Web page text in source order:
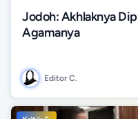
Jodoh: Akhlaknya
Agamanya
Editor C.